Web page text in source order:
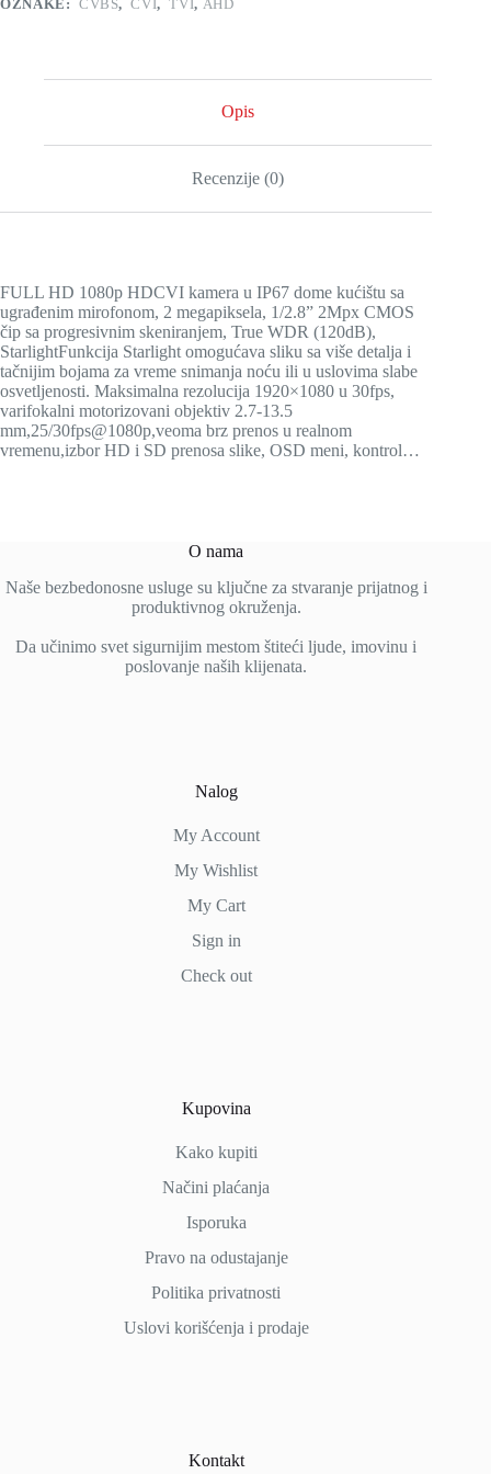
OZNAKE: CVBS, CVI, TVI, AHD
Opis
Recenzije (0)
FULL HD 1080p HDCVI kamera u IP67 dome kućištu sa
ugrađenim mirofonom, 2 megapiksela, 1/2.8” 2Mpx CMOS
čip sa progresivnim skeniranjem, True WDR (120dB),
StarlightFunkcija Starlight omogućava sliku sa više detalja i
tačnijim bojama za vreme snimanja noću ili u uslovima slabe
osvetljenosti. Maksimalna rezolucija 1920×1080 u 30fps,
varifokalni motorizovani objektiv 2.7-13.5
mm,25/30fps@1080p,veoma brz prenos u realnom
vremenu,izbor HD i SD prenosa slike, OSD meni, kontrol…
O nama
Naše bezbedonosne usluge su ključne za stvaranje prijatnog i
produktivnog okruženja.
Da učinimo svet sigurnijim mestom štiteći ljude, imovinu i
poslovanje naših klijenata.
Nalog
My Account
My Wishlist
My Cart
Sign in
Check out
Kupovina
Kako kupiti
Načiniplaćanja
Isporuka
Pravo na odustajanje
Politika privatnosti
Uslovi korišćenja i prodaje
Kontakt